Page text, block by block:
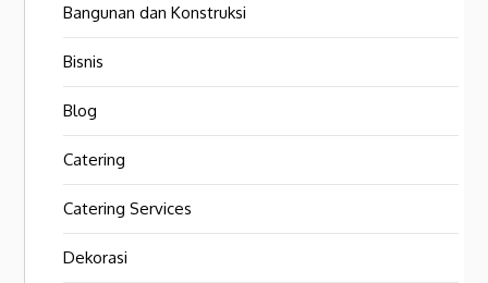
Bangunan dan Konstruksi
Bisnis
Blog
Catering
Catering Services
Dekorasi